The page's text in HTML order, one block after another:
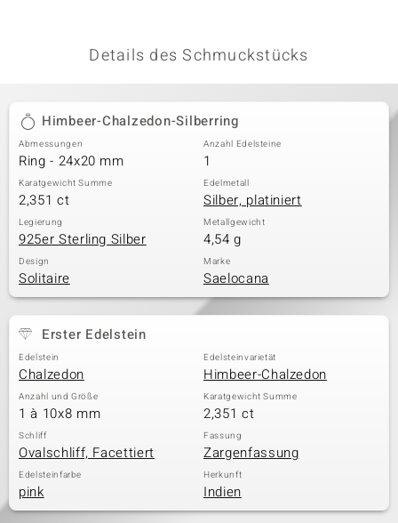
Details des Schmuckstücks
Himbeer-Chalzedon-Silberring
Abmessungen
Ring - 24x20 mm
Anzahl Edelsteine
1
Karatgewicht Summe
2,351 ct
Edelmetall
Silber, platiniert
Legierung
925er Sterling Silber
Metallgewicht
4,54 g
Design
Solitaire
Marke
Saelocana
Erster Edelstein
Edelstein
Chalzedon
Edelsteinvarietät
Himbeer-Chalzedon
Anzahl und Größe
1 à 10x8 mm
Karatgewicht Summe
2,351 ct
Schliff
Ovalschliff, Facettiert
Fassung
Zargenfassung
Edelsteinfarbe
pink
Herkunft
Indien